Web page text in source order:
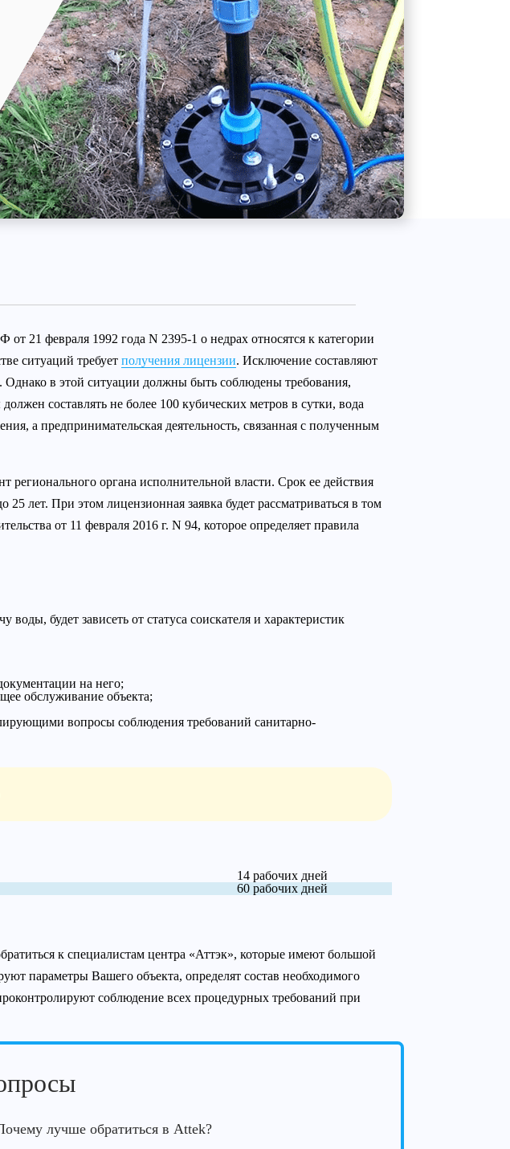
21 февраля 1992 года N 2395-1 о недрах относятся к категории
ситуаций требует получения лицензии. Исключение составляют
Однако в этой ситуации должны быть соблюдены требования,
составлять не более 100 кубических метров в сутки, вода
а предпринимательская деятельность, связанная с полученным
органа исполнительной власти. Срок ее действия
лет. При этом лицензионная заявка будет рассматриваться в том
от 11 февраля 2016 г. N 94, которое определяет правила
будет зависеть от статуса соискателя и характеристик
на него;
обслуживание объекта;
вопросы соблюдения требований санитарно-
14 рабочих дней
60 рабочих дней
к специалистам центра «Аттэк», которые имеют большой
параметры Вашего объекта, определят состав необходимого
соблюдение всех процедурных требований при
лучше обратиться в Attek?